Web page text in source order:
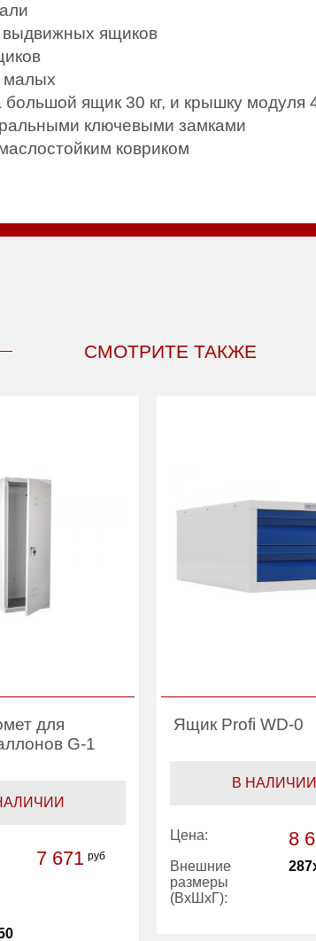
выдвижных ящиков
малых
ящик 30 кг, и крышку модуля
ключевыми замками
ковриком
СМОТРИТЕ ТАКЖЕ
для
G-1
7 671 руб
Ящик Profi WD-0
В НАЛИЧИИ
Цена: 8
Внешние
размеры
(ВхШхГ):